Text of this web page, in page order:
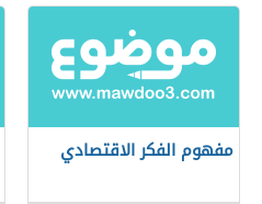
مفهوم الفكر الاقتصادي